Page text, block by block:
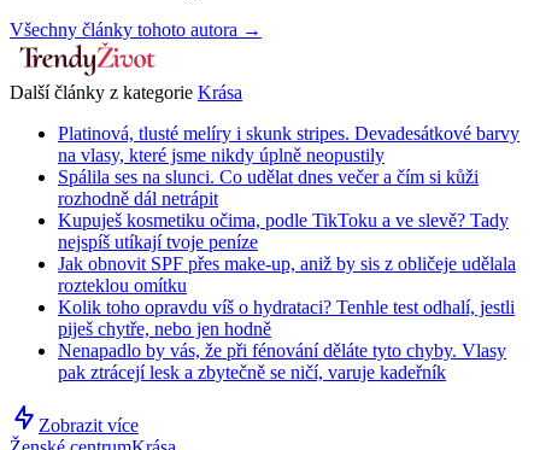
Všechny články tohoto autora →
Další články z kategorie Krása
Platinová, tlusté melíry i skunk stripes. Devadesátkové barvy
na vlasy, které jsme nikdy úplně neopustily
Spálila ses na slunci. Co udělat dnes večer a čím si kůži
rozhodně dál netrápit
Kupuješ kosmetiku očima, podle TikToku a ve slevě? Tady
nejspíš utíkají tvoje peníze
Jak obnovit SPF přes make-up, aniž by sis z obličeje udělala
rozteklou omítku
Kolik toho opravdu víš o hydrataci? Tenhle test odhalí, jestli
piješ chytře, nebo jen hodně
Nenapadlo by vás, že při fénování děláte tyto chyby. Vlasy
pak ztrácejí lesk a zbytečně se ničí, varuje kadeřník
Zobrazit více